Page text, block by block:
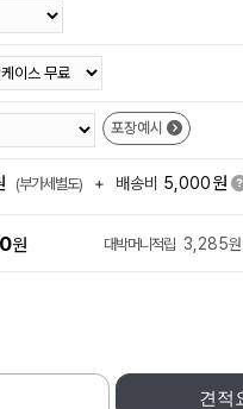
포장예시
(부가세별도) + 배송비 5,000원
원 대박머니적립 3,285원
견적